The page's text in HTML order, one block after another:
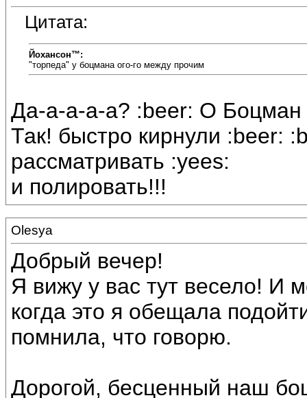
Цитата:
Йохансон™:
"торпеда" у боцмана ого-го между прочим
Да-а-а-а-а? :beer: О Боцман
Так! быстро кирнули :beer:
рассматривать :yees:
и полировать!!!
Olesya
Добрый вечер!
Я вижу у вас тут весело! И
когда это я обещала
помнила, что говорю.
Дорогой, бесценный наш